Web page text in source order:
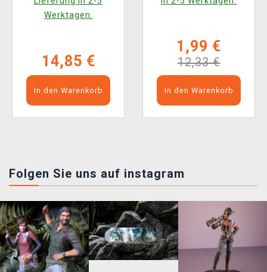
Sleeving Comic Burst
Black (105 Stk.)
Werktagen.
14,85 €
In den Warenkorb
1,99 €
12,33 €
In den Warenkorb
Folgen Sie uns auf instagram